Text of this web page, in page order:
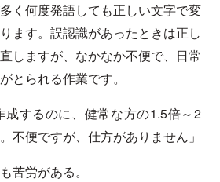
く何度発語しても正しい文字で変
ます。誤認識があったときは正し
しますが、なかなか不便で、日常
とられる作業です。
成するのに、健常な方の1.5倍～2
不便ですが、仕方がありません」
苦労がある。